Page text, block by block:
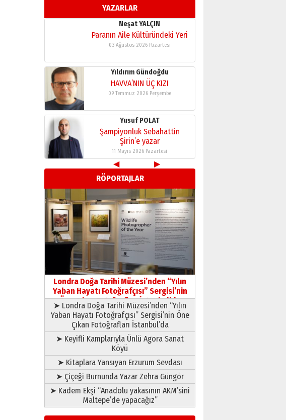
YAZARLAR
11 Mayıs 2026 Pazartesi
Neşat YALÇIN
Paranın Aile Kültüründeki Yeri
03 Ağustos 2026 Pazartesi
Yıldırım Gündoğdu
HAVVA’NIN ÜÇ KIZI
09 Temmuz 2026 Perşembe
Yusuf POLAT
Şampiyonluk Sebahattin
Şirin’e yazar
11 Mayıs 2026 Pazartesi
Neşat YALÇIN
Paranın Aile Kültüründeki Yeri
03 Ağustos 2026 Pazartesi
Yıldırım Gündoğdu
HAVVA’NIN ÜÇ KIZI
09 Temmuz 2026 Perşembe
Yusuf POLAT
Şampiyonluk Sebahattin
Şirin’e yazar
11 Mayıs 2026 Pazartesi
◀
▶
RÖPORTAJLAR
Londra Doğa Tarihi Müzesi’nden “Yılın
Yaban Hayatı Fotoğrafçısı” Sergisi’nin
Öne Çıkan Fotoğrafları İstanbul’da
➤ Londra Doğa Tarihi Müzesi’nden “Yılın
Yaban Hayatı Fotoğrafçısı” Sergisi’nin Öne
Çıkan Fotoğrafları İstanbul’da
➤ Keyifli Kamplarıyla Ünlü Agora Sanat
Köyü
➤ Kitaplara Yansıyan Erzurum Sevdası
➤ Çiçeği Burnunda Yazar Zehra Güngör
➤ Kadem Ekşi “Anadolu yakasının AKM’sini
Maltepe’de yapacağız”